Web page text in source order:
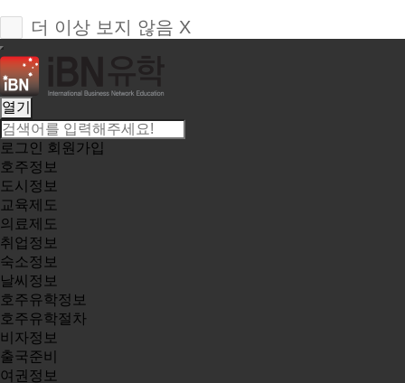
더 이상 보지 않음 X
열기
로그인
회원가입
호주정보
도시정보
교육제도
의료제도
취업정보
숙소정보
날씨정보
호주유학정보
호주유학절차
비자정보
출국준비
여권정보